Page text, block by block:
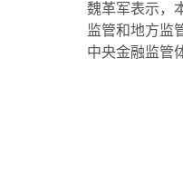
魏革军表示，
监管和地方监
中央金融监管